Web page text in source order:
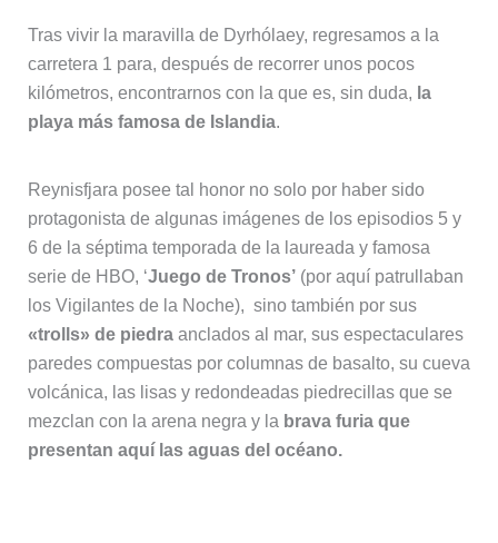
Tras vivir la maravilla de Dyrhólaey, regresamos a la
carretera 1 para, después de recorrer unos pocos
kilómetros, encontrarnos con la que es, sin duda, la
playa más famosa de Islandia.
Reynisfjara posee tal honor no solo por haber sido
protagonista de algunas imágenes de los episodios 5 y
6 de la séptima temporada de la laureada y famosa
serie de HBO, ‘Juego de Tronos’(por aquí patrullaban
los Vigilantes de la Noche), sino también por sus
«trolls» de piedraanclados al mar, sus espectaculares
paredes compuestas por columnas de basalto, su cueva
volcánica, las lisas y redondeadas piedrecillas que se
mezclan con la arena negra y la brava furia que
presentan aquí las aguas del océano.